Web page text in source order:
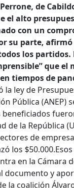
de
el alto
con un
su parte,
los partidos.
que
tiempos de
la ley de
Pública (ANEP)
de la República
de
los $50.000.
en la Cámara
y
la coalición